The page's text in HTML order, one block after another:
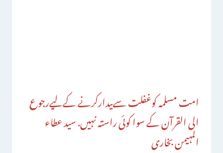
امت مسلمہ کوغفلت سےبیدارکرنے کےلیےرجوع
الی القرآن کے سوا کوئی راستہ نہیں. سید عطاء
المہیمن بخاری